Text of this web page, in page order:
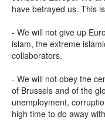
have betrayed us. This
- We will not give up
islam, the extreme
collaborators.
- We will not obey the
of Brussels and of the
unemployment,
high time to do away